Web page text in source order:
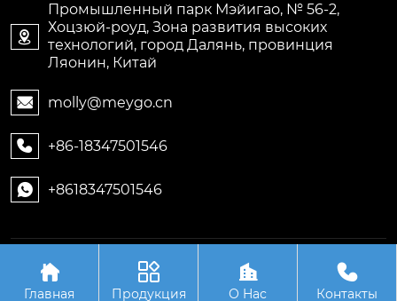

Промышленный парк Мэйигао, № 56-2,
Хоцзюй-роуд, Зона развития высоких
технологий, город Далянь, провинция
Ляонин, Китай
 molly@meygo.cn
 +86-18347501546
 +8618347501546
Авторское право©ООО Ляонин Мэйигао Электро
Автоматизация Оборудования

Главная

Продукция

О Hас

Контакты